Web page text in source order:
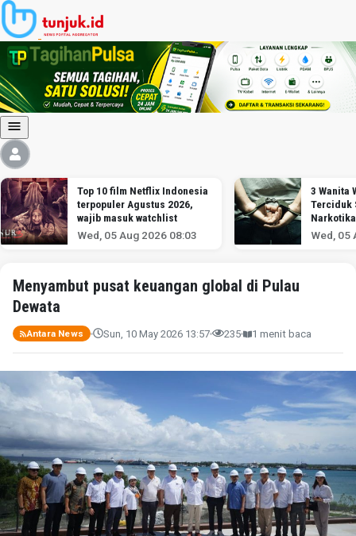
Top 10 film Netflix Indonesia
terpopuler Agustus 2026,
wajib masuk watchlist
Wed, 05 Aug 2026 08:03
3 Wanita
Terciduk
Wed, 05
Menyambut pusat keuangan global di Pulau
Dewata
Antara News Sun, 10 May 2026 13:57 235 1 menit baca